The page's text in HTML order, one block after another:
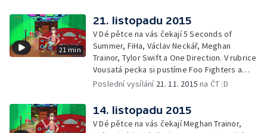
21 min
21. listopadu 2015
V Dé pětce na vás čekají 5 Seconds of
Summer, FiHa, Václav Neckář, Meghan
Trainor, Tylor Swift a One Direction. V rubrice
Vousatá pecka si pustíme Foo Fighters a
pozveme vás na koncert slovenské
Poslední vysílání 21. 11. 2015 na ČT :D
14. listopadu 2015
V Dé pětce na vás čekají Meghan Trainor,